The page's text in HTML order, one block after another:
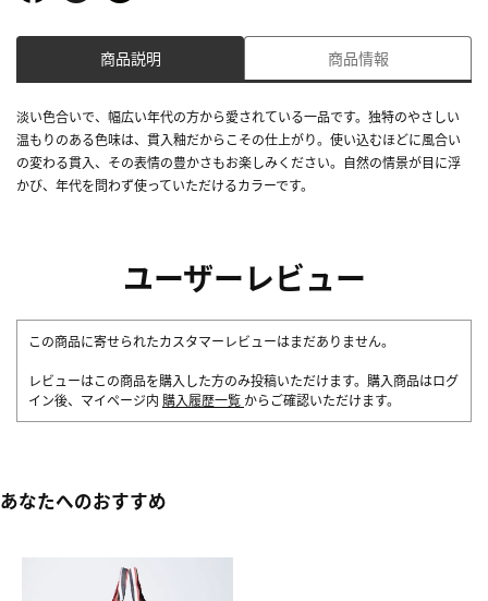
商品説明 商品情報
淡い色合いで、幅広い年代の方から愛されている一品です。独特のやさしい
温もりのある色味は、貫入釉だからこその仕上がり。使い込むほどに風合い
の変わる貫入、その表情の豊かさもお楽しみください。自然の情景が目に浮
かび、年代を問わず使っていただけるカラーです。
ユーザーレビュー
この商品に寄せられたカスタマーレビューはまだありません。
レビューはこの商品を購入した方のみ投稿いただけます。購入商品はログ
イン後、マイページ内 購入履歴一覧 からご確認いただけます。
あなたへのおすすめ